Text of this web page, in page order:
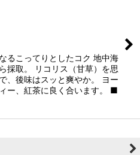
るこってりとしたコク 地中海
採取。 リコリス（甘草）を思
、後味はスッと爽やか。 ヨー
ー、紅茶に良く合います。 ■